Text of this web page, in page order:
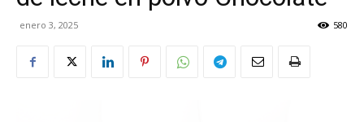
enero 3, 2025 580